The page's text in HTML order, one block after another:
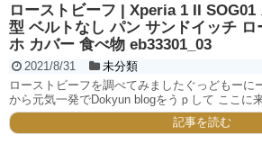
ローストビーフ | Xperia 1 II
型 ベルトなし パン サンドイッチ ロ
ホ カバー 食べ物 eb33301_03
2021/8/31
未分類
ローストビーフを調べてみましたぐっどもーに
から元気一発でDokyun blogをうｐして ここに
記事を読む